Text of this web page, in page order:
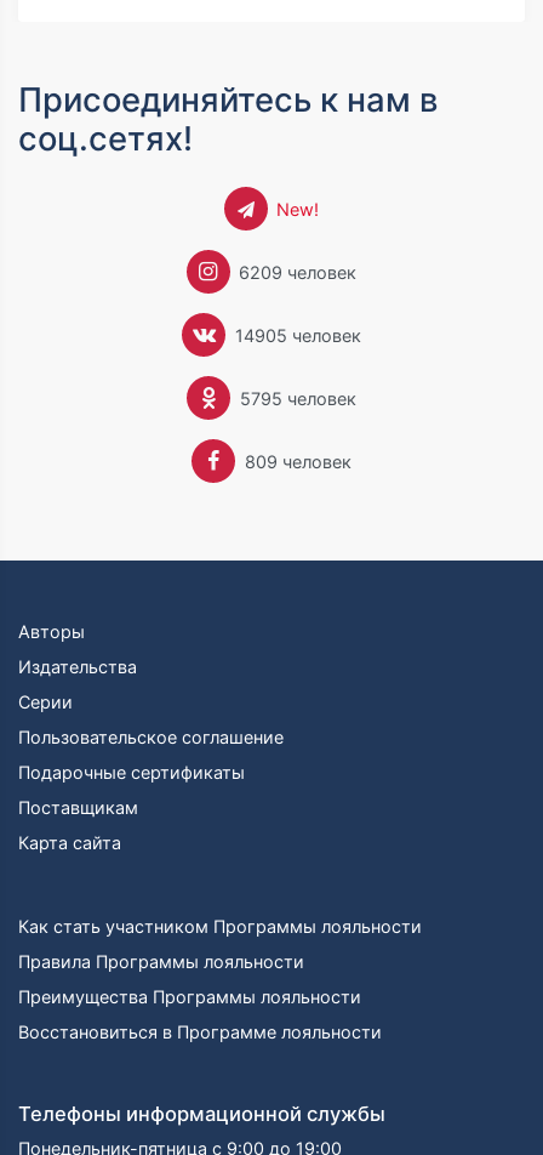
Присоединяйтесь к нам в
соц.сетях!
New!
6209 человек
14905 человек
5795 человек
809 человек
Авторы
Издательства
Серии
Пользовательское соглашение
Подарочные сертификаты
Поставщикам
Карта сайта
Как стать участником Программы лояльности
Правила Программы лояльности
Преимущества Программы лояльности
Восстановиться в Программе лояльности
Телефоны информационной службы
Понедельник-пятница с 9:00 до 19:00